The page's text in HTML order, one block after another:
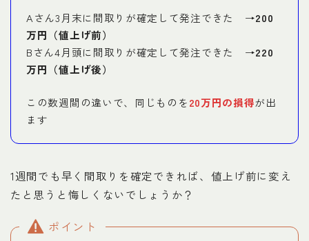
Aさん3月末に間取りが確定して発注できた →200
万円（値上げ前）
Bさん4月頭に間取りが確定して発注できた →220
万円（値上げ後）
この数週間の違いで、同じものを20万円の損得が出
ます
1週間でも早く間取りを確定できれば、値上げ前に変え
たと思うと悔しくないでしょうか？
ポイント